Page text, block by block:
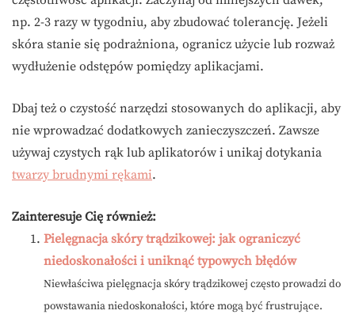
np. 2-3 razy w tygodniu, aby zbudować tolerancję. Jeżeli
skóra stanie się podrażniona, ogranicz użycie lub rozważ
wydłużenie odstępów pomiędzy aplikacjami.
Dbaj też o czystość narzędzi stosowanych do aplikacji, aby
nie wprowadzać dodatkowych zanieczyszczeń. Zawsze
używaj czystych rąk lub aplikatorów i unikaj dotykania
twarzy brudnymi rękami.
Zainteresuje Cię również:
Pielęgnacja skóry trądzikowej: jak ograniczyć
niedoskonałości i uniknąć typowych błędów
Niewłaściwa pielęgnacja skóry trądzikowej często prowadzi do
powstawania niedoskonałości, które mogą być frustrujące.